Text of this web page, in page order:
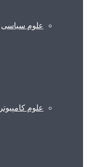
علوم سیاسی
علوم کامپیوتر